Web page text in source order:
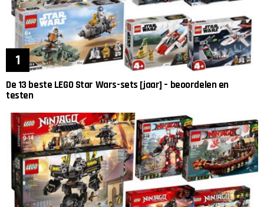
De 13 beste LEGO Star Wars-sets [jaar] – beoordelen en
testen